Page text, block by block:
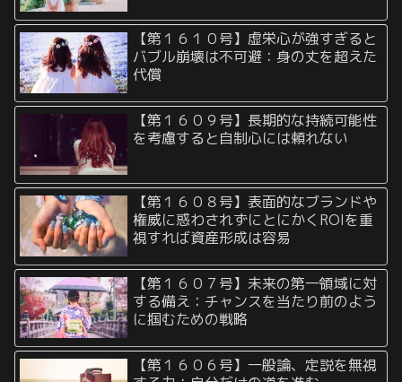
【第１６１０号】虚栄心が強すぎると
バブル崩壊は不可避：身の丈を超えた
代償
【第１６０９号】長期的な持続可能性
を考慮すると自制心には頼れない
【第１６０８号】表面的なブランドや
権威に惑わされずにとにかくROIを重
視すれば資産形成は容易
【第１６０７号】未来の第一領域に対
する備え：チャンスを当たり前のよう
に掴むための戦略
【第１６０６号】一般論、定説を無視